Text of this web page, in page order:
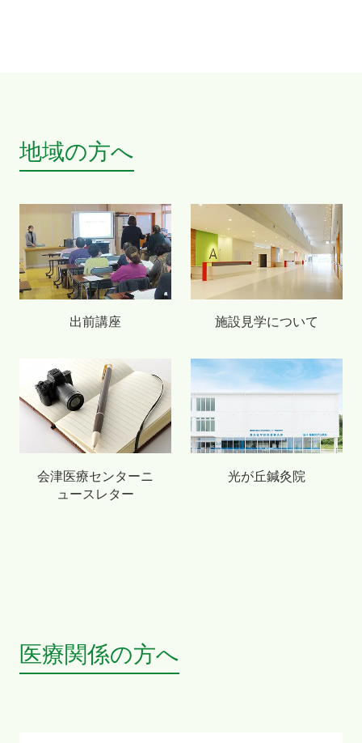
地域の方へ
出前講座 施設見学について
会津医療センターニ
ュースレター
光が丘鍼灸院
医療関係の方へ